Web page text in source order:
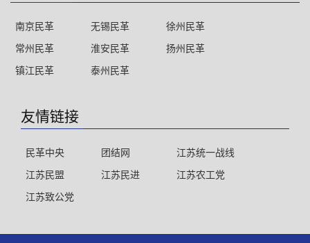
南京民革 无锡民革
徐州民革
常州民革
淮安民革
扬州民革
镇江民革
泰州民革
友情链接
民革中央 团结网
江苏统一战线
江苏民盟
江苏民进
江苏农工党
江苏致公党